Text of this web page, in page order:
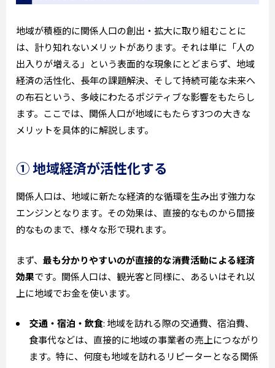
地域が積極的に関係人口の創出・拡大に取り組むことに
は、計り知れないメリットがあります。それは単に「人の
出入りが増える」という表面的な現象にとどまらず、地域
経済の活性化、長年の課題解決、そして持続可能な未来へ
の布石という、多岐にわたるポジティブな影響をもたらし
ます。ここでは、関係人口が地域にもたらす3つの大きな
メリットを具体的に解説します。
① 地域経済が活性化する
関係人口は、地域に新たな経済的な循環を生み出す強力な
エンジンとなります。その効果は、直接的なものから間接
的なものまで、様々な形で現れます。
まず、 最も分かりやすいのが直接的な消費活動による経済
効果です。関係人口は、観光客と同様に、あるいはそれ以
上に地域でお金を使います。
交通・宿泊・飲食: 地域を訪れる際の交通費、宿泊費、
食事代などは、直接的に地域の事業者の売上につながり
ます。特に、何度も地域を訪れるリピーターとなる関係